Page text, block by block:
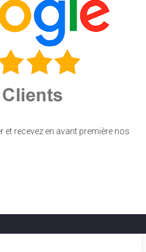
et recevez en avant première nos